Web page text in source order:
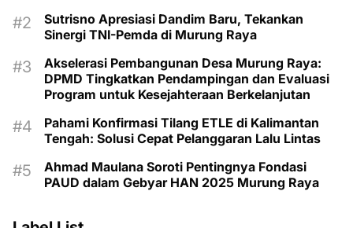
Sutrisno Apresiasi Dandim Baru, Tekankan
Sinergi TNI-Pemda di Murung Raya
Akselerasi Pembangunan Desa Murung Raya:
DPMD Tingkatkan Pendampingan dan Evaluasi
Program untuk Kesejahteraan Berkelanjutan
Pahami Konfirmasi Tilang ETLE di Kalimantan
Tengah: Solusi Cepat Pelanggaran Lalu Lintas
Ahmad Maulana Soroti Pentingnya Fondasi
PAUD dalam Gebyar HAN 2025 Murung Raya